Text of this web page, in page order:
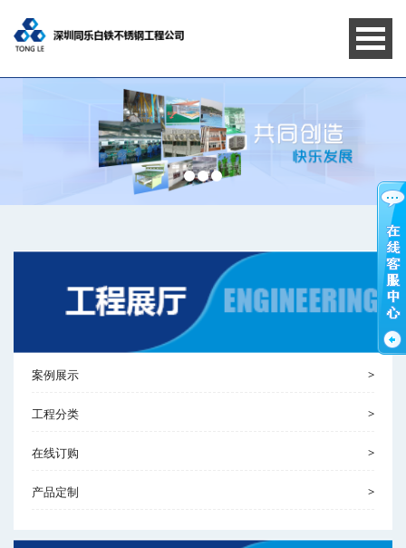
案例展示 >
工程分类 >
在线订购 >
产品定制 >